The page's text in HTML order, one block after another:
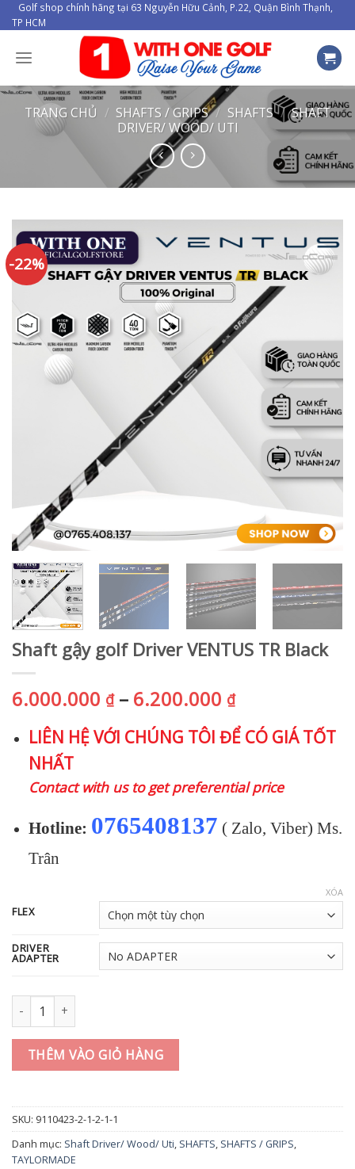
Skip
to
content
Golf shop chính hãng tại 63 Nguyễn Hữu Cảnh, P.22, Quận Bình Thạnh,
TP HCM
TRANG CHỦ / SHAFTS / GRIPS / SHAFTS / SHAFT
DRIVER/ WOOD/ UTI
-22%
Shaft gậy golf Driver VENTUS TR Black
6.000.000 ₫ – 6.200.000 ₫Khoảng
giá:
từ
đến
LIÊN HỆ VỚI CHÚNG TÔI ĐỂ CÓ GIÁ TỐT
NHẤT
Contact with us to get preferential price
Hotline: 0765408137 ( Zalo, Viber) Ms.
Trân
FLEX
DRIVER
ADAPTER
XÓA
Shaft gậy golf Driver VENTUS TR Black số lượng
THÊM VÀO GIỎ HÀNG
SKU: 9110423-2-1-2-1-1
Danh mục: Shaft Driver/ Wood/ Uti, SHAFTS, SHAFTS / GRIPS,
TAYLORMADE